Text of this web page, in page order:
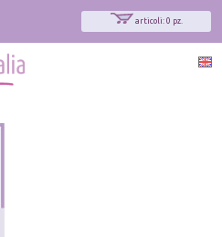
articoli: 0 pz.